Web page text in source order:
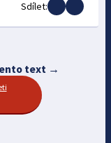
Sdílet:
text →